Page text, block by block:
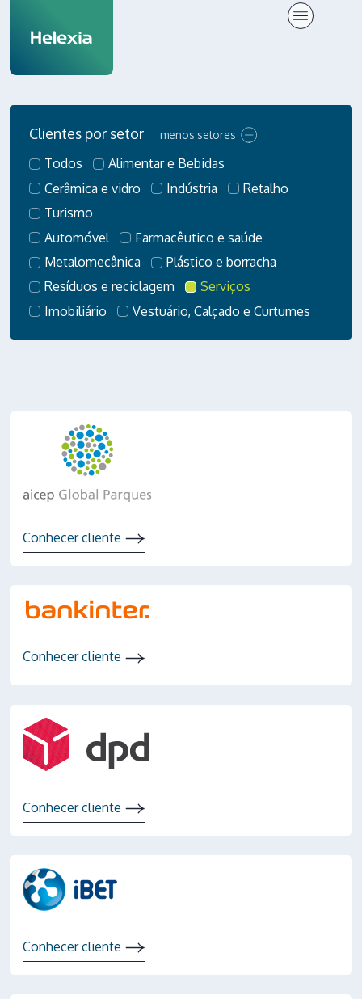
Clientes
Clientes por setor menos setores
Todos
Alimentar e Bebidas
Cerâmica e vidro
Indústria
Retalho
Turismo
Automóvel
Farmacêutico e saúde
Metalomecânica
Plástico e borracha
Resíduos e reciclagem
Serviços
Imobiliário
Vestuário, Calçado e Curtumes
Conhecer cliente
Conhecer cliente
Conhecer cliente
Conhecer cliente